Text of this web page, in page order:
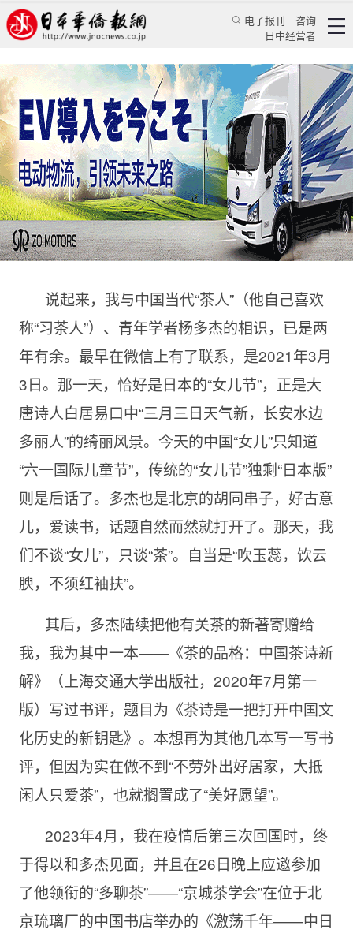
电子报刊
咨询
日中经营者
从唐代茶诗中寻找忙中求闲的“秘方”
——试评《茶的味道——唐代茶诗新解》
蒋丰 特辑 华文汇萃
日本华侨报 2023/5/2 11:37:22
说起来，我与中国当代“茶人”（他自己喜欢
称“习茶人”）、青年学者杨多杰的相识，已是两
年有余。最早在微信上有了联系，是2021年3月
3日。那一天，恰好是日本的“女儿节”，正是大
唐诗人白居易口中“三月三日天气新，长安水边
多丽人”的绮丽风景。今天的中国“女儿”只知道
“六一国际儿童节”，传统的“女儿节”独剩“日本版”
则是后话了。多杰也是北京的胡同串子，好古意
儿，爱读书，话题自然而然就打开了。那天，我
们不谈“女儿”，只谈“茶”。自当是“吹玉蕊，饮云
腴，不须红袖扶”。
其后，多杰陆续把他有关茶的新著寄赠给
我，我为其中一本——《茶的品格：中国茶诗新
解》（上海交通大学出版社，2020年7月第一
版）写过书评，题目为《茶诗是一把打开中国文
化历史的新钥匙》。本想再为其他几本写一写书
评，但因为实在做不到“不劳外出好居家，大抵
闲人只爱茶”，也就搁置成了“美好愿望”。
2023年4月，我在疫情后第三次回国时，终
于得以和多杰见面，并且在26日晚上应邀参加
了他领衔的“多聊茶”——“京城茶学会”在位于北
京琉璃厂的中国书店举办的《激荡千年——中日